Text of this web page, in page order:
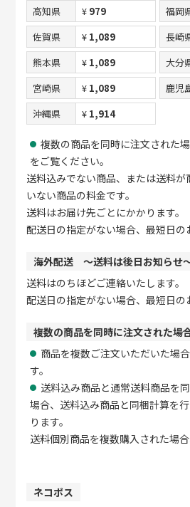
高知県
¥ 979 福岡
佐賀県
¥ 1,089 長崎
熊本県
¥ 1,089 大分
宮崎県
¥ 1,089 鹿児
沖縄県
¥ 1,914
複数の商品を同時に注文された場
をご覧ください。
送料込みでない商品、または送料が
いない商品の料金です。
送料はお届け先ごとにかかります。
配送日の指定がない場合、最短日の
海外配送 〜送料は後日お知らせ
送料はのちほどご連絡いたします。
配送日の指定がない場合、最短日の
複数の商品を同時に注文された場
商品を複数ご注文いただいた場
す。
送料込み商品と通常送料商品を
場合、送料込み商品と同梱計算を
ります。
送料個別商品を複数購入された場合
ネコポス